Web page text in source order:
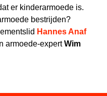
er kinderarmoede is.
bestrijden?
Hannes Anaf
armoede-expertWim